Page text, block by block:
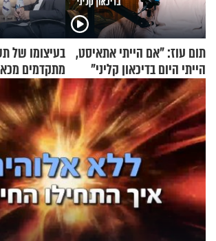
תום עוז: "אם הייתי אתאיסט,
הייתי היום בדיכאון קליני"
בעיצומו של
מתקדמים
גרוסמן